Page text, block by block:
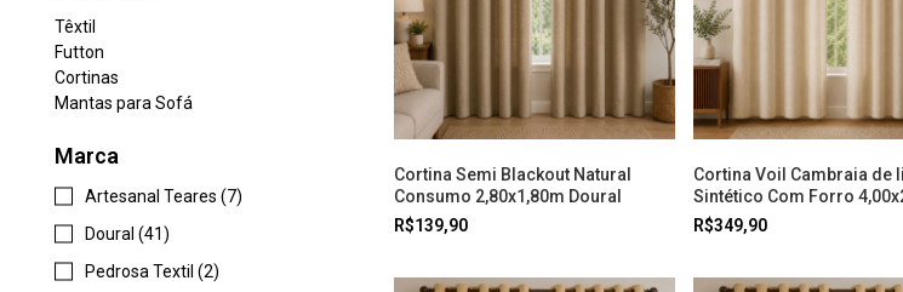
Têxtil
Futton
Cortinas
Mantas para Sofá
Marca
Artesanal Teares (7)
Doural (41)
Pedrosa Textil (2)
Cortina Semi Blackout Natural
Consumo 2,80x1,80m Doural
R$139,90
Cortina Voil Cambraia de
Sintético Com Forro
Bege Doural
R$349,90